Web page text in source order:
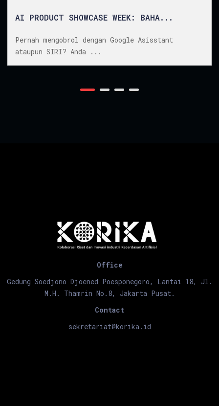
SHOWCASE WEEK: BAHA...
mengobrol dengan Google Asisstant
SIRI? Anda ...
Office
Gedung Soedjono Djoened Poesponegoro, Lantai 18, Jl.
M.H. Thamrin No.8, Jakarta Pusat.
Contact
sekretariat@korika.id